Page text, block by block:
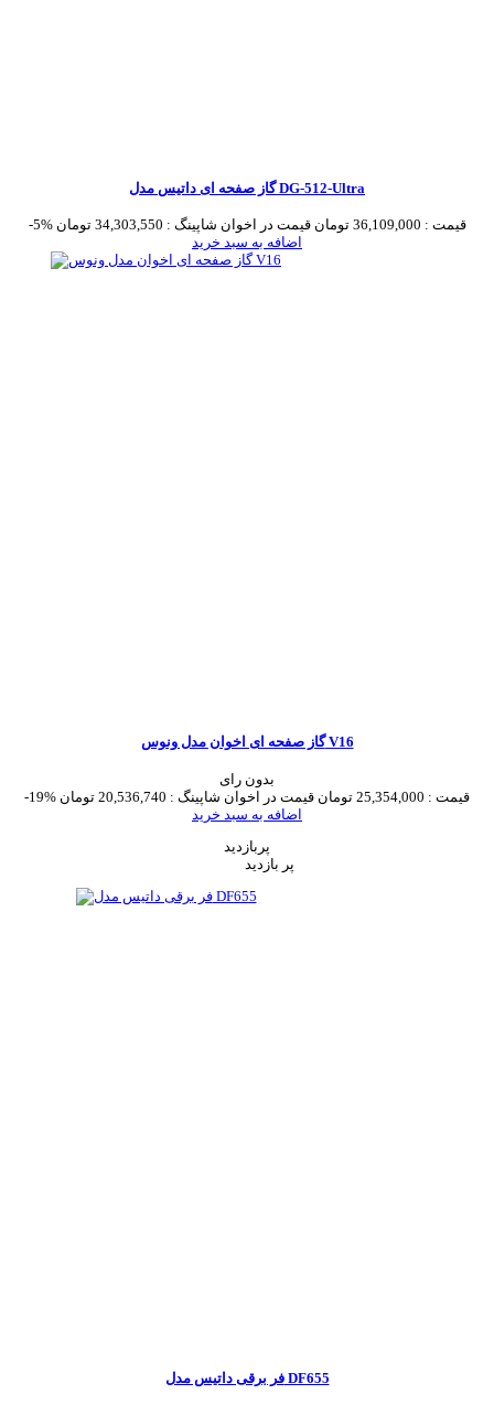
گاز صفحه ای داتیس مدل DG-512-Ultra
-5% قیمت : 36,109,000 تومان قیمت در اخوان شاپینگ : 34,303,550 تومان
اضافه به سبد خرید
گاز صفحه ای اخوان مدل ونوس V16
بدون رای
-19%
قیمت : 25,354,000 تومان قیمت در اخوان شاپینگ : 20,536,740 تومان
اضافه به سبد خرید
پربازدید
پر بازدید
فر برقی داتیس مدل DF655